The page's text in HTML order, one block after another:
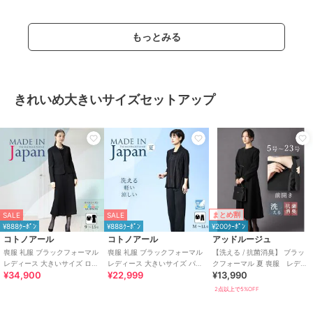
もっとみる
きれいめ大きいサイズセットアップ
SALE
¥888ｸｰﾎﾟﾝ
コトノアール
喪服 礼服 ブラックフォーマル
レディース 大きいサイズ ロン
グ丈 夏 夏用 日本製
¥34,900
SALE
¥888ｸｰﾎﾟﾝ
コトノアール
喪服 礼服 ブラックフォーマル
レディース 大きいサイズ パン
ツ 夏 夏物 夏用 洗える 日本製
¥22,999
まとめ割
¥200ｸｰﾎﾟﾝ
アッドルージュ
【洗える / 抗菌消臭】 ブラッ
クフォーマル 夏 喪服 レディ
ース 着丈が選べる 5号～23
号
¥13,990
2点以上で5%OFF